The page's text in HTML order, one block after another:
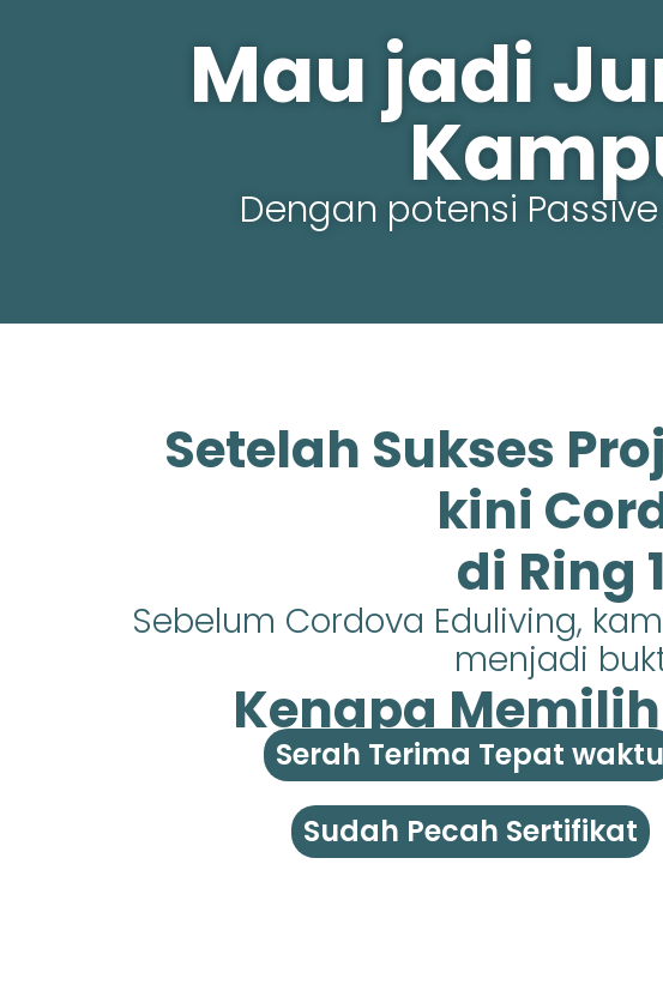
Mau jadi
Dengan potensi
Setelah Sukses
kini
di Ring
Sebelum Cordova Eduliving,
menjadi
Kenapa
Serah Terima Tepat waktu
Sudah Pecah Sertifikat